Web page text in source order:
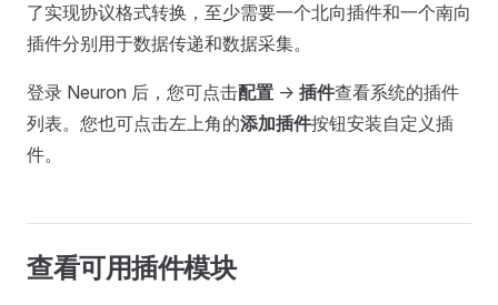
了实现协议格式转换，至少需要一个北向插件和一个南向
插件分别用于数据传递和数据采集。
登录 Neuron 后，您可点击配置 -> 插件查看系统的插件
列表。您也可点击左上角的添加插件按钮安装自定义插
件。
查看可用插件模块